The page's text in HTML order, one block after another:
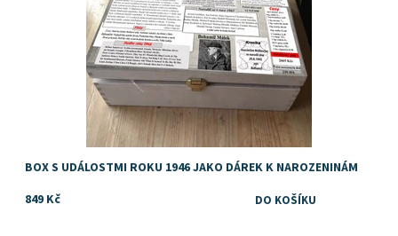
BOX S UDÁLOSTMI ROKU 1946 JAKO DÁREK K NAROZENINÁM
849 Kč